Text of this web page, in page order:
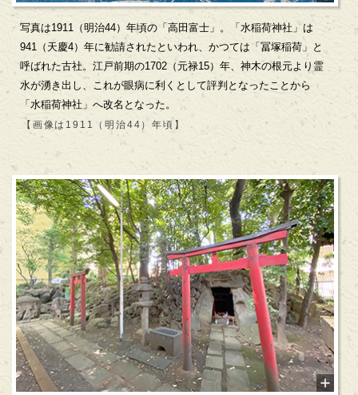
写真は1911（明治44）年頃の「高田富士」。「水稲荷神社」は
941（天慶4）年に勧請されたといわれ、かつては「冨塚稲荷」と
呼ばれた古社。江戸前期の1702（元禄15）年、神木の根元より霊
水が湧き出し、これが眼病に利くとして評判となったことから
「水稲荷神社」へ改名となった。
【画像は1911（明治44）年頃】